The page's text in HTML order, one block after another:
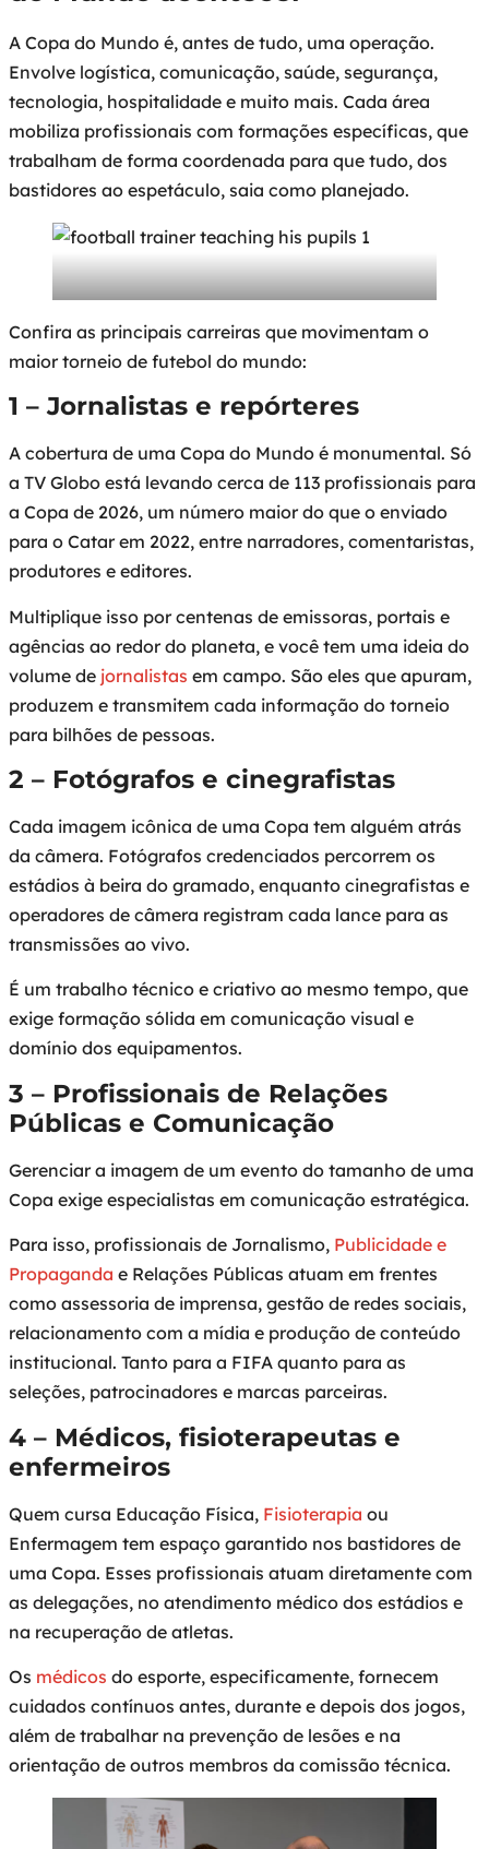
A Copa do Mundo é, antes de tudo, uma operação.
Envolve logística, comunicação, saúde, segurança,
tecnologia, hospitalidade e muito mais. Cada área
mobiliza profissionais com formações específicas, que
trabalham de forma coordenada para que tudo, dos
bastidores ao espetáculo, saia como planejado.
Confira as principais carreiras que movimentam o
maior torneio de futebol do mundo:
1 – Jornalistas e repórteres
A cobertura de uma Copa do Mundo é monumental. Só
a TV Globo está levando cerca de 113 profissionais para
a Copa de 2026, um número maior do que o enviado
para o Catar em 2022, entre narradores, comentaristas,
produtores e editores.
Multiplique isso por centenas de emissoras, portais e
agências ao redor do planeta, e você tem uma ideia do
volume de jornalistas em campo. São eles que apuram,
produzem e transmitem cada informação do torneio
para bilhões de pessoas.
2 – Fotógrafos e cinegrafistas
Cada imagem icônica de uma Copa tem alguém atrás
da câmera. Fotógrafos credenciados percorrem os
estádios à beira do gramado, enquanto cinegrafistas e
operadores de câmera registram cada lance para as
transmissões ao vivo.
É um trabalho técnico e criativo ao mesmo tempo, que
exige formação sólida em comunicação visual e
domínio dos equipamentos.
3 – Profissionais de Relações
Públicas e Comunicação
Gerenciar a imagem de um evento do tamanho de uma
Copa exige especialistas em comunicação estratégica.
Para isso, profissionais de Jornalismo, Publicidade e
Propaganda e Relações Públicas atuam em frentes
como assessoria de imprensa, gestão de redes sociais,
relacionamento com a mídia e produção de conteúdo
institucional. Tanto para a FIFA quanto para as
seleções, patrocinadores e marcas parceiras.
4 – Médicos, fisioterapeutas e
enfermeiros
Quem cursa Educação Física, Fisioterapia ou
Enfermagem tem espaço garantido nos bastidores de
uma Copa. Esses profissionais atuam diretamente com
as delegações, no atendimento médico dos estádios e
na recuperação de atletas.
Os médicos do esporte, especificamente, fornecem
cuidados contínuos antes, durante e depois dos jogos,
além de trabalhar na prevenção de lesões e na
orientação de outros membros da comissão técnica.